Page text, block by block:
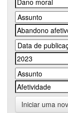
Iniciar uma